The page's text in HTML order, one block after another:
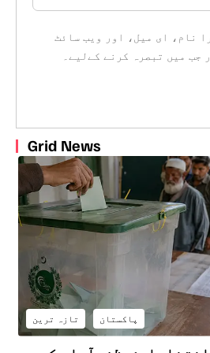
نام، ای میل، اور ویب سائٹ
جب میں تبصرہ کرنے کےلیے۔
Grid News
پاکستان تازہ ترین